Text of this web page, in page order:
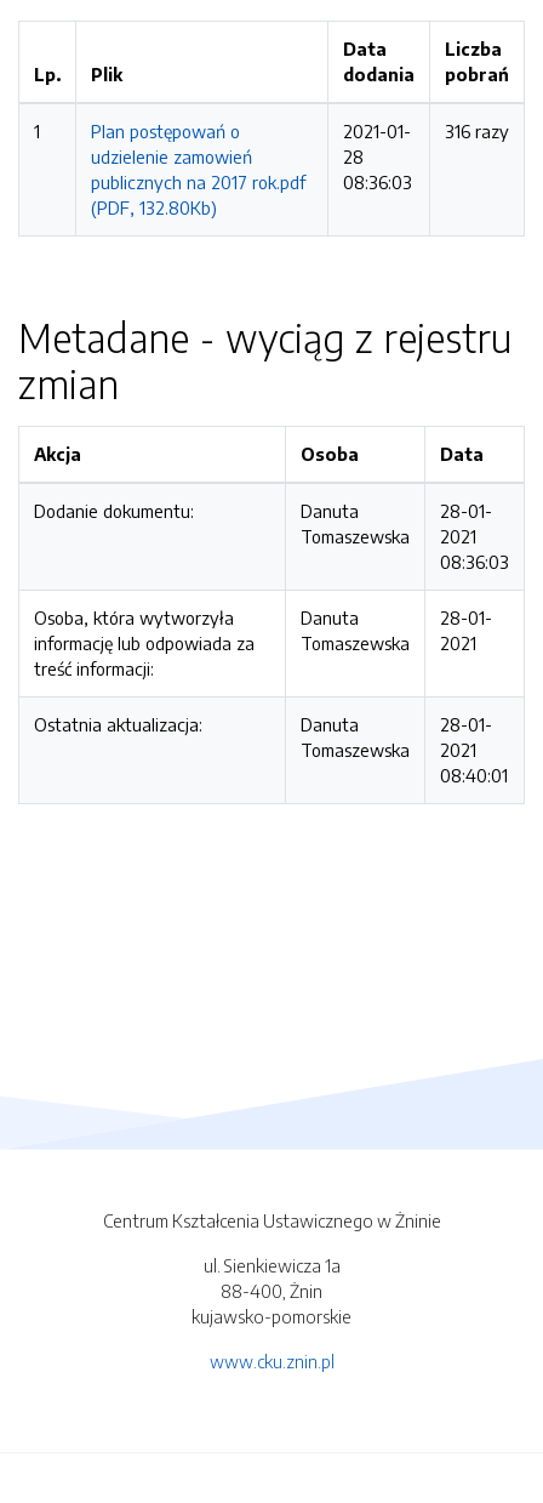
Lp. Plik
Data
dodania
Liczba
pobrań
1
Plan postępowań o
udzielenie zamowień
publicznych na 2017 rok.pdf
(PDF, 132.80Kb)
2021-01-
28
08:36:03
316 razy
Metadane - wyciąg z rejestru
zmian
Akcja Osoba Data
Dodanie dokumentu:
Danuta
Tomaszewska
28-01-
2021
08:36:03
Osoba, która wytworzyła
informację lub odpowiada za
treść informacji:
Danuta
Tomaszewska
28-01-
2021
Ostatnia aktualizacja:
Danuta
Tomaszewska
28-01-
2021
08:40:01
Centrum Kształcenia Ustawicznego w Żninie
ul. Sienkiewicza 1a
88-400, Żnin
kujawsko-pomorskie
www.cku.znin.pl